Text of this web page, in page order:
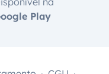
Play